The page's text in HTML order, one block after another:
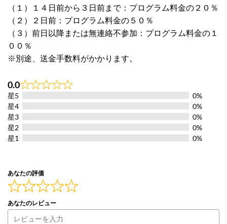
（１）１４日前から３日前まで：プログラム料金の２０％
（２）２日前：プログラム料金の５０％
（３）前日以降または無連絡不参加：プログラム料金の１
００％
※別途、送金手数料がかかります。
0.0
Rated
0.0
of
5
星5
0%
星4
0%
星3
0%
星2
0%
星1
0%
あなたの評価
あなたのレビュー